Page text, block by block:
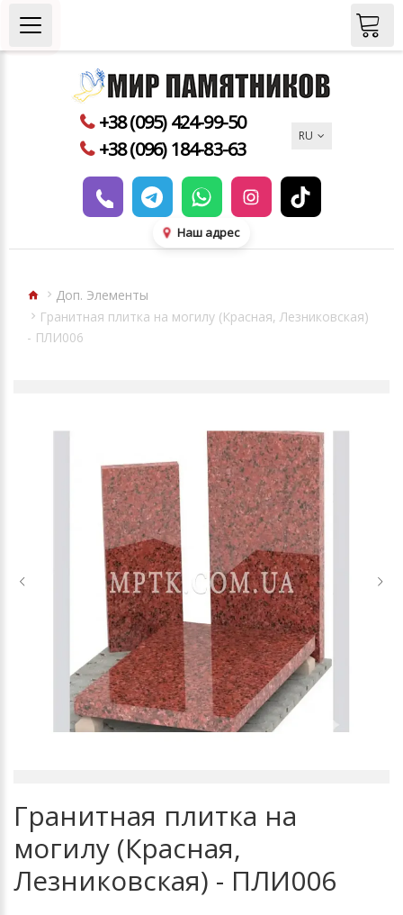
Наш адрес
+38 (095) 424-99-50
+38 (096) 184-83-63
RU
Доп. Элементы
Гранитная плитка на могилу (Красная, Лезниковская)
- ПЛИ006
Гранитная плитка на
могилу (Красная,
Лезниковская) - ПЛИ006